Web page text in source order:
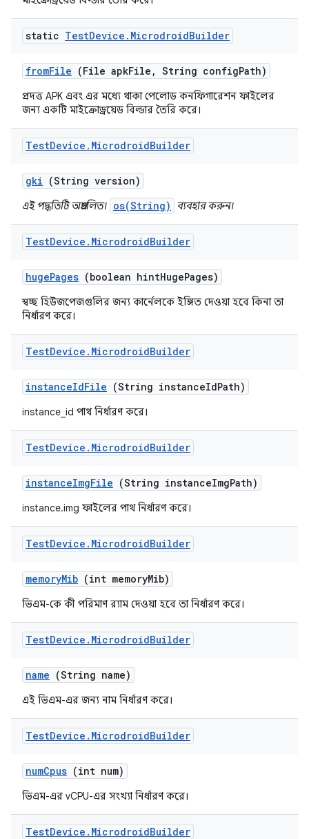
static TestDevice . MicrodroidBuilder
fromFile (File apkFile , String configPath)
প্রদত্ত APK এবং এর মধ্যে থাকা পেলোড কনফিগারেশন ফাইলের
জন্য একটি মাইক্রোড্রয়েড বিল্ডার তৈরি করে।
TestDevice . MicrodroidBuilder
gki (String version)
এই পদ্ধতিটি অপ্রচলিত। os(String) ব্যবহার করুন।
TestDevice . MicrodroidBuilder
hugePages (boolean hintHugePages)
স্বচ্ছ হিউজপেজগুলির জন্য কার্নেলকে ইঙ্গিত দেওয়া হবে কিনা তা
নির্ধারণ করে।
TestDevice . MicrodroidBuilder
instanceIdFile (String instanceIdPath)
instance_id পাথ নির্ধারণ করে।
TestDevice . MicrodroidBuilder
instanceImgFile (String instanceImgPath)
instance.img ফাইলের পাথ নির্ধারণ করে।
TestDevice . MicrodroidBuilder
memoryMib (int memoryMib)
ভিএম-কে কী পরিমাণ র‍্যাম দেওয়া হবে তা নির্ধারণ করে।
TestDevice . MicrodroidBuilder
name (String name)
এই ভিএম-এর জন্য নাম নির্ধারণ করে।
TestDevice . MicrodroidBuilder
numCpus (int num)
ভিএম-এর vCPU-এর সংখ্যা নির্ধারণ করে।
TestDevice . MicrodroidBuilder